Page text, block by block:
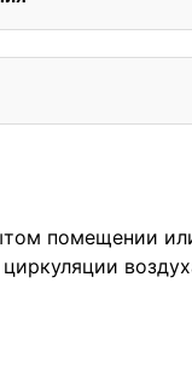
помещении